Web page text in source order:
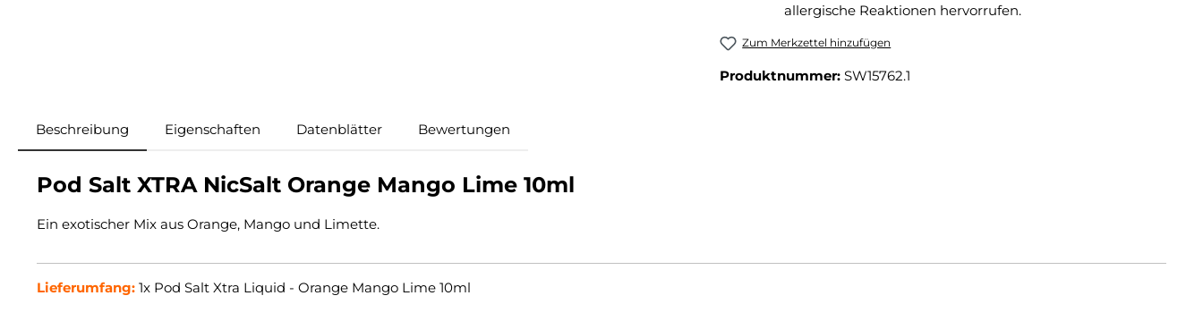
allergische Reaktionen hervorrufen.
Zum Merkzettel hinzufügen
Produktnummer: SW15762.1
Beschreibung Eigenschaften Datenblätter Bewertungen
Pod Salt XTRA NicSalt Orange Mango Lime 10ml
Ein exotischer Mix aus Orange, Mango und Limette.
Lieferumfang: 1x Pod Salt Xtra Liquid - Orange Mango Lime 10ml